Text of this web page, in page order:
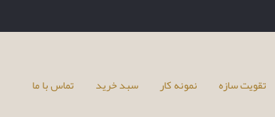
تقویت سازه نمونه کار سبد خرید تماس با ما